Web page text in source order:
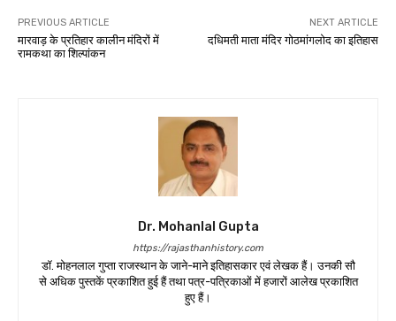
PREVIOUS ARTICLE
मारवाड़ के प्रतिहार कालीन मंदिरों में
रामकथा का शिल्पांकन
NEXT ARTICLE
दधिमती माता मंदिर गोठमांगलोद का इतिहास
Dr. Mohanlal Gupta
https://rajasthanhistory.com
डॉ. मोहनलाल गुप्ता राजस्थान के जाने-माने इतिहासकार एवं लेखक हैं। उनकी सौ
से अधिक पुस्तकें प्रकाशित हुई हैं तथा पत्र-पत्रिकाओं में हजारों आलेख प्रकाशित
हुए हैं।